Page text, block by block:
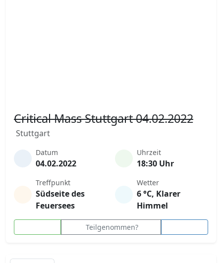
Critical Mass Stuttgart 04.02.2022
Stuttgart
Datum
04.02.2022
Uhrzeit
18:30 Uhr
Treffpunkt
Südseite des
Feuersees
Wetter
6 °C, Klarer
Himmel
Teilgenommen?